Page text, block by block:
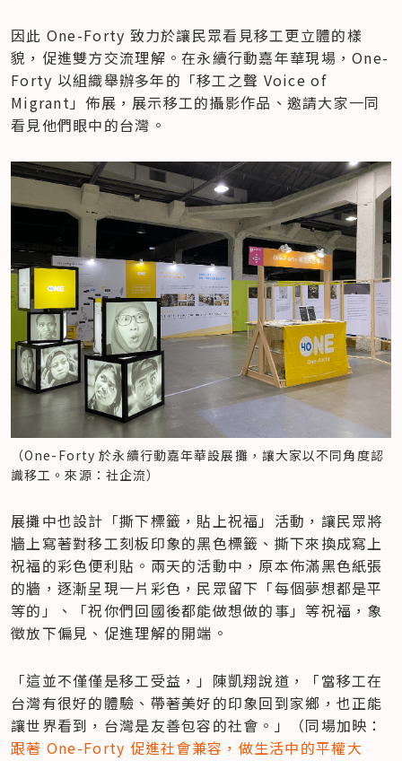
因此 One-Forty 致力於讓民眾看見移工更立體的樣
貌，促進雙方交流理解。在永續行動嘉年華現場，One-
Forty 以組織舉辦多年的「移工之聲 Voice of
Migrant」佈展，展示移工的攝影作品、邀請大家一同
看見他們眼中的台灣。
（One-Forty 於永續行動嘉年華設展攤，讓大家以不同角度認
識移工。來源：社企流）
展攤中也設計「撕下標籤，貼上祝福」活動，讓民眾將
牆上寫著對移工刻板印象的黑色標籤、撕下來換成寫上
祝福的彩色便利貼。兩天的活動中，原本佈滿黑色紙張
的牆，逐漸呈現一片彩色，民眾留下「每個夢想都是平
等的」、「祝你們回國後都能做想做的事」等祝福，象
徵放下偏見、促進理解的開端。
「這並不僅僅是移工受益，」陳凱翔說道，「當移工在
台灣有很好的體驗、帶著美好的印象回到家鄉，也正能
讓世界看到，台灣是友善包容的社會。」（同場加映：
跟著 One-Forty 促進社會兼容，做生活中的平權大